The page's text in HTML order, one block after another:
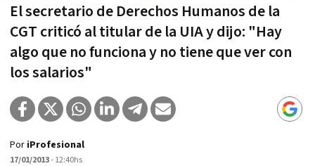
El secretario de Derechos Humanos de la
CGT criticó al titular de la UIA y dijo: "Hay
algo que no funciona y no tiene que ver con
los salarios"
Por iProfesional
17/01/2013- 12:40hs